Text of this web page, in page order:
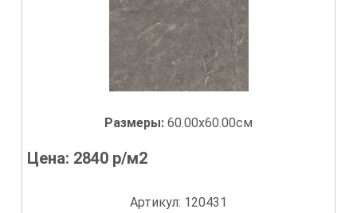
Размеры: 60.00x60.00см
Цена: 2840 р/м2
Артикул: 120431